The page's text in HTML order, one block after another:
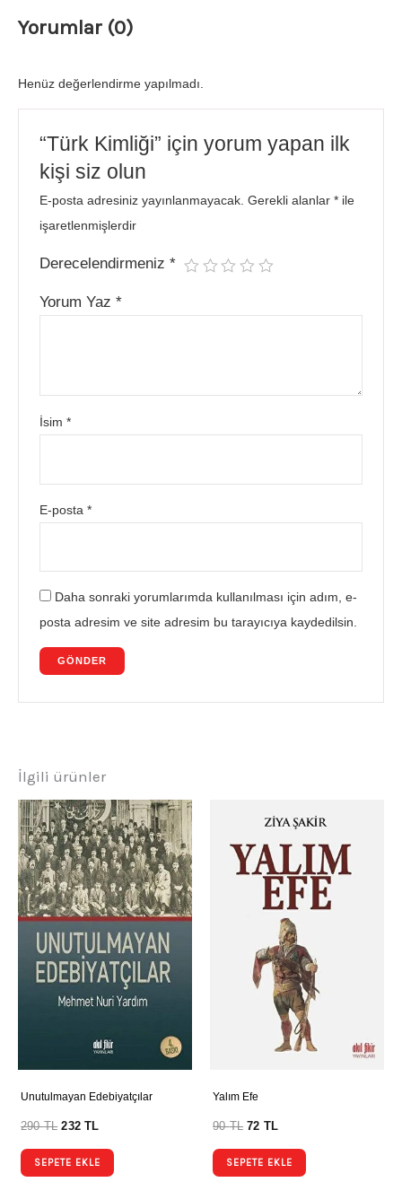
Yorumlar (0)
Henüz değerlendirme yapılmadı.
“Türk Kimliği” için yorum yapan ilk
kişi siz olun
E-posta adresiniz yayınlanmayacak. Gerekli alanlar* ile
işaretlenmişlerdir
Derecelendirmeniz*
Yorum Yaz*
İsim*
E-posta*
Daha sonraki yorumlarımda kullanılması için adım, e-
posta adresim ve site adresim bu tarayıcıya kaydedilsin.
İlgili ürünler
Unutulmayan Edebiyatçılar
290TL 232TL
SEPETE EKLE
Yalım Efe
90TL 72 TL
SEPETE EKLE